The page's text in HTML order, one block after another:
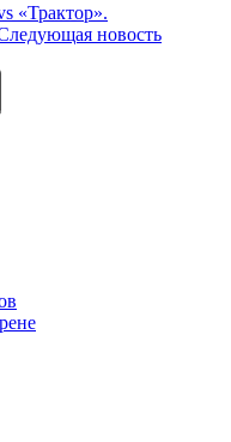
«Трактор».
новость